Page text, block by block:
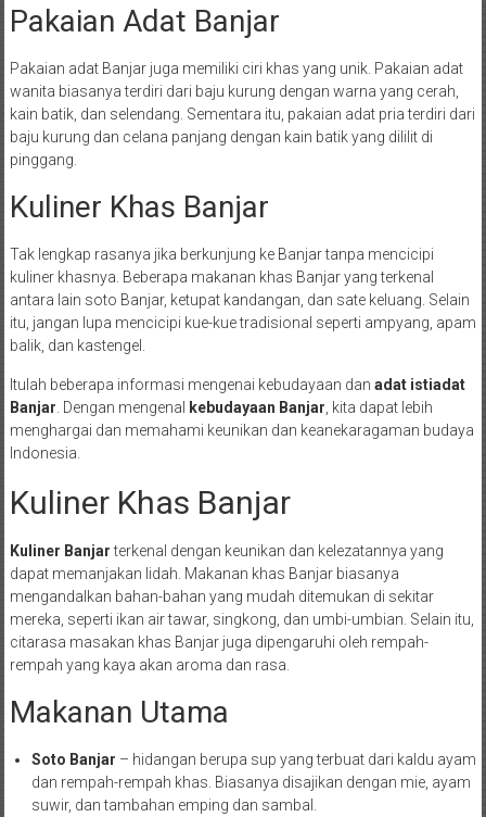
Pakaian Adat Banjar
Pakaian adat Banjar juga memiliki ciri khas yang unik. Pakaian adat
wanita biasanya terdiri dari baju kurung dengan warna yang cerah,
kain batik, dan selendang. Sementara itu, pakaian adat pria terdiri dari
baju kurung dan celana panjang dengan kain batik yang dililit di
pinggang.
Kuliner Khas Banjar
Tak lengkap rasanya jika berkunjung ke Banjar tanpa mencicipi
kuliner khasnya. Beberapa makanan khas Banjar yang terkenal
antara lain soto Banjar, ketupat kandangan, dan sate keluang. Selain
itu, jangan lupa mencicipi kue-kue tradisional seperti ampyang, apam
balik, dan kastengel.
Itulah beberapa informasi mengenai kebudayaan dan adat istiadat
Banjar . Dengan mengenal kebudayaan Banjar , kita dapat lebih
menghargai dan memahami keunikan dan keanekaragaman budaya
Indonesia.
Kuliner Khas Banjar
Kuliner Banjarterkenal dengan keunikan dan kelezatannya yang
dapat memanjakan lidah. Makanan khas Banjar biasanya
mengandalkan bahan-bahan yang mudah ditemukan di sekitar
mereka, seperti ikan air tawar, singkong, dan umbi-umbian. Selain itu,
citarasa masakan khas Banjar juga dipengaruhi oleh rempah-
rempah yang kaya akan aroma dan rasa.
Makanan Utama
Soto Banjar – hidangan berupa sup yang terbuat dari kaldu ayam
dan rempah-rempah khas. Biasanya disajikan dengan mie, ayam
suwir, dan tambahan emping dan sambal.